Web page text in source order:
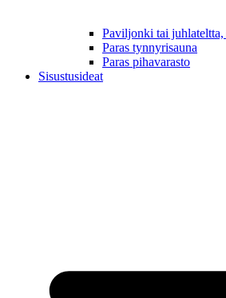
Paviljonki tai juhlateltta,
Paras tynnyrisauna
Paras pihavarasto
Sisustusideat